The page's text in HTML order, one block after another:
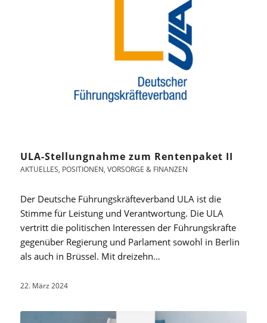
ULA-Stellungnahme zum Rentenpaket II
AKTUELLES, POSITIONEN, VORSORGE & FINANZEN
Der Deutsche Führungskräfteverband ULA ist die
Stimme für Leistung und Verantwortung. Die ULA
vertritt die politischen Interessen der Führungskräfte
gegenüber Regierung und Parlament sowohl in Berlin
als auch in Brüssel. Mit dreizehn…
22. März 2024